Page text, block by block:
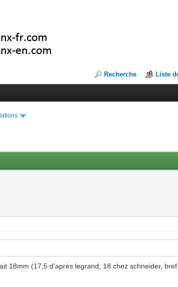
Recherche Liste
18mm (17,5 d'après legrand, 18 chez schneider,